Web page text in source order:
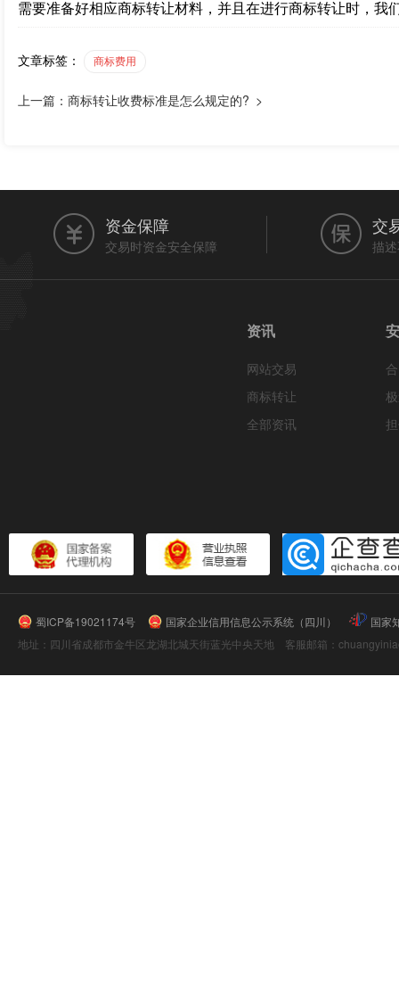
需要准备好相应商标转让材料，并且在进行商标转让时，
文章标签： 商标费用
上一篇：商标转让收费标准是怎么规定的? >
资金保障
交易时资金安全保障
交
描
资讯
网站交易
商标转让
全部资讯
蜀ICP备19021174号 国家企业信用信息公示系统（四川）
国家
地址：四川省成都市金牛区龙湖北城天街蓝光中央天地 客服邮箱：